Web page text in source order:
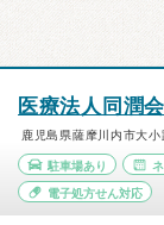
医療法人同潤会
鹿児島県薩摩川内市大小
駐車場あり
電子処方せん対応